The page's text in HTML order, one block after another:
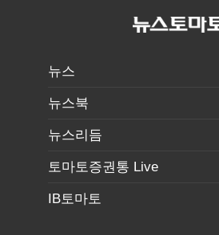
뉴스
뉴스북
뉴스리듬
토마토증권통 Live
IB토마토